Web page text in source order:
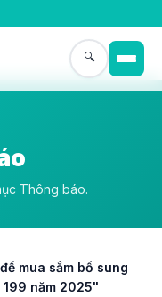
🔍
Thông báo.
mua sắm bổ sung
năm 2025"